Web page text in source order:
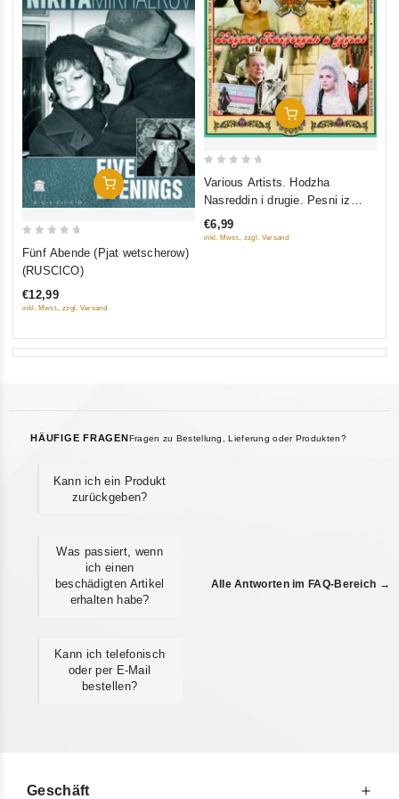
In Den Warenkorb
5
Fünf Abende (Pjat wetscherow)
(RUSCICO)
€12,99
inkl. Mwst., zzgl. Versand
In Den Warenkorb
5
Various Artists. Hodzha
Nasreddin i drugie. Pesni iz
filmov
€6,99
inkl. Mwst., zzgl. Versand
HÄUFIGE FRAGEN Fragen zu Bestellung, Lieferung oder Produkten?
Kann ich ein Produkt
zurückgeben?
Was passiert, wenn
ich einen
beschädigten Artikel
erhalten habe?
Kann ich telefonisch
oder per E-Mail
bestellen?
Alle Antworten im FAQ-Bereich →
Geschäft